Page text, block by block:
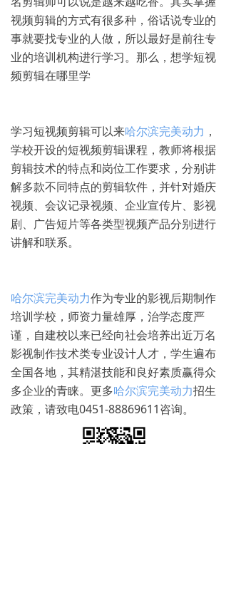
视频剪辑的方式有很多种，俗话说专业的
事就要找专业的人做，所以最好是前往专
业的培训机构进行学习。那么，想学短视
频剪辑在哪里学
学习短视频剪辑可以来哈尔滨完美动力 ，
学校开设的短视频剪辑课程，教师将根据
剪辑技术的特点和岗位工作要求，分别讲
解多款不同特点的剪辑软件，并针对婚庆
视频、会议记录视频、企业宣传片、影视
剧、广告短片等各类型视频产品分别进行
讲解和联系。
哈尔滨完美动力作为专业的影视后期制作
培训学校，师资力量雄厚，治学态度严
谨，自建校以来已经向社会培养出近万名
影视制作技术类专业设计人才，学生遍布
全国各地，其精湛技能和良好素质赢得众
多企业的青睐。更多哈尔滨完美动力招生
政策，请致电0451-88869611咨询。